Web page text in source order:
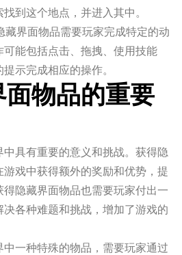
到这个地点，并进入其中。
藏界面物品需要玩家完成特定的动
能包括点击、拖拽、使用技能
示完成相应的操作。
物品的重要
具有重要的意义和挑战。获得隐
戏中获得额外的奖励和优势，提
隐藏界面物品也需要玩家付出一
各种难题和挑战，增加了游戏的
一种特殊的物品，需要玩家通过